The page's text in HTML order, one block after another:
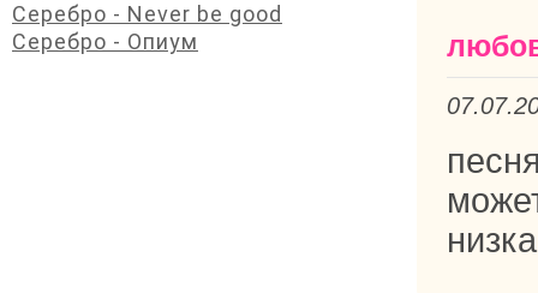
низка
Серебро - Never be good
Серебро - Опиум